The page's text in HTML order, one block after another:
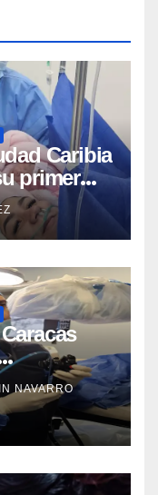
Caribia
primer
para
pacientes
NAVARRO